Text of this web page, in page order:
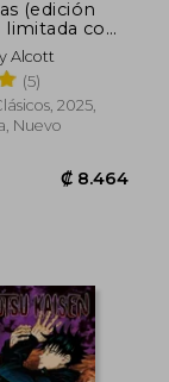
(edición
limitada con
Alcott
(5)
2025,
Nuevo